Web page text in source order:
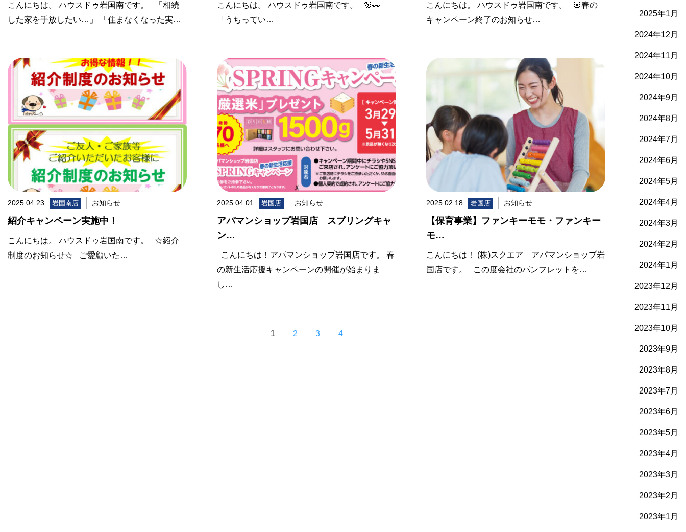
こんにちは。 ハウスドゥ岩国南です。 「相続
した家を手放したい…」 「住まなくなった実…
こんにちは。 ハウスドゥ岩国南です。 🌸👀
「うちってい…
こんにちは。 ハウスドゥ岩国南です。 🌸春の
キャンペーン終了のお知らせ…
2025.04.23 岩国南店 お知らせ
紹介キャンペーン実施中！
こんにちは。 ハウスドゥ岩国南です。 ☆紹介
制度のお知らせ☆ ご愛顧いた…
2025.04.01 岩国店 お知らせ
アパマンショップ岩国店 スプリングキャ
ン…
こんにちは！アパマンショップ岩国店です。 春
の新生活応援キャンペーンの開催が始まりま
し…
2025.02.18 岩国店 お知らせ
【保育事業】ファンキーモモ・ファンキー
モ…
こんにちは！ (株)スクエア アパマンショップ岩
国店です。 この度会社のパンフレットを…
1 2 3 4
2025年1月
2024年12月
2024年11月
2024年10月
2024年9月
2024年8月
2024年7月
2024年6月
2024年5月
2024年4月
2024年3月
2024年2月
2024年1月
2023年12月
2023年11月
2023年10月
2023年9月
2023年8月
2023年7月
2023年6月
2023年5月
2023年4月
2023年3月
2023年2月
2023年1月